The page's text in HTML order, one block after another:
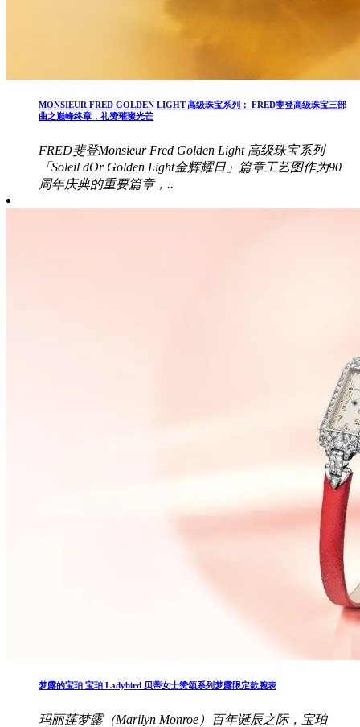
MONSIEUR FRED GOLDEN LIGHT 高级珠宝系列： FRED斐登高级珠宝三部
曲之巅峰终章，礼赞璀璨光芒
FRED斐登Monsieur Fred Golden Light 高级珠宝系列
「Soleil dOr Golden Light金辉耀日」篇章工艺图作为90
周年庆典的重要篇章，..
梦露的宝珀 宝珀 Ladybird 贝蒂女士赞颂系列梦露限定款腕表
玛丽莲梦露（Marilyn Monroe）百年诞辰之际，宝珀